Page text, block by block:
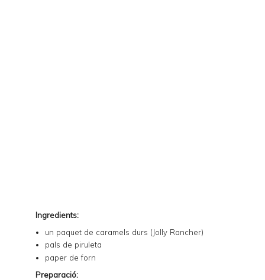
Ingredients:
un paquet de caramels durs (Jolly Rancher)
pals de piruleta
paper de forn
Preparació: